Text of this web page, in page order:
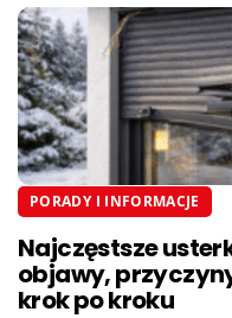
PORADY I INFORMACJE
Najczęstsze
objawy,
krok po kroku